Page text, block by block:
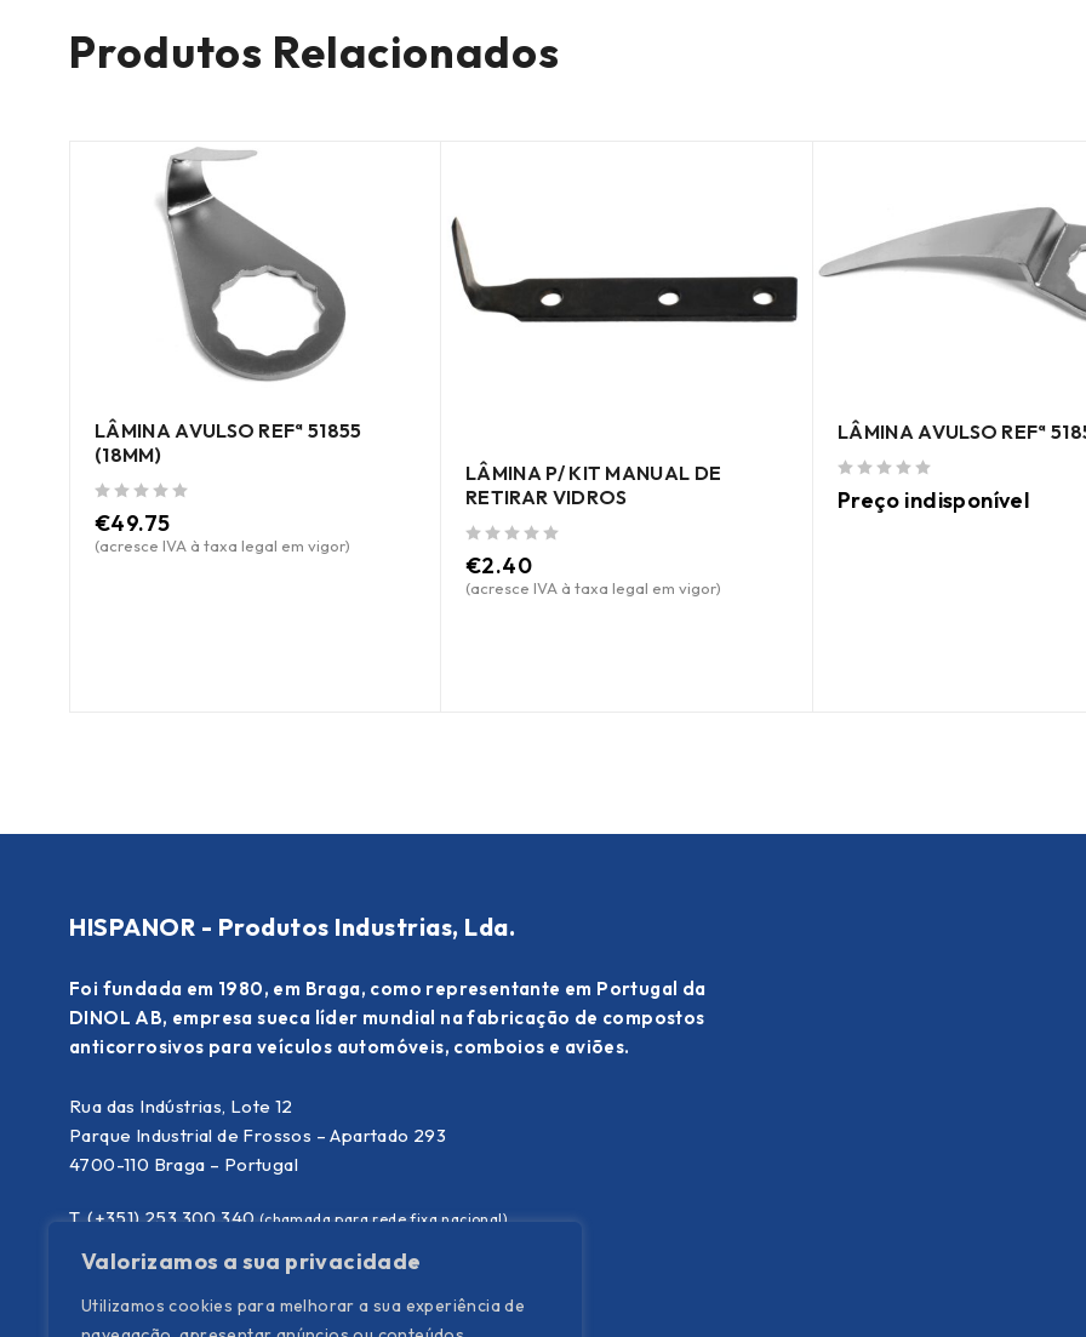
Valorizamos a sua privacidade
Utilizamos cookies para melhorar a sua experiência de
Produtos Relacionados
LÂMINA AVULSO REFª 51855
(18MM)
€49.75
(acresce IVA à taxa legal em vigor)
LÂMINA P/ KIT MANUAL DE
RETIRAR VIDROS
€2.40
(acresce IVA à taxa legal em vigor)
LÂMINA AVULSO REFª
Preço indisponível
HISPANOR - Produtos Industrias, Lda.
Foi fundada em 1980, em Braga, como representante em Portugal da
DINOL AB, empresa sueca líder mundial na fabricação de compostos
anticorrosivos para veículos automóveis, comboios e aviões.
Rua das Indústrias, Lote 12
Parque Industrial de Frossos – Apartado 293
4700-110 Braga – Portugal
T. (+351) 253 300 340(chamada para rede fixa nacional)
E. info@hispanor.pt